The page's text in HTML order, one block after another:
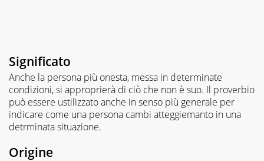
Significato
Anche la persona più onesta, messa in determinate
condizioni, si approprierà di ciò che non è suo. Il proverbio
può essere ustilizzato anche in senso più generale per
indicare come una persona cambi atteggiemanto in una
detrminata situazione.
Origine